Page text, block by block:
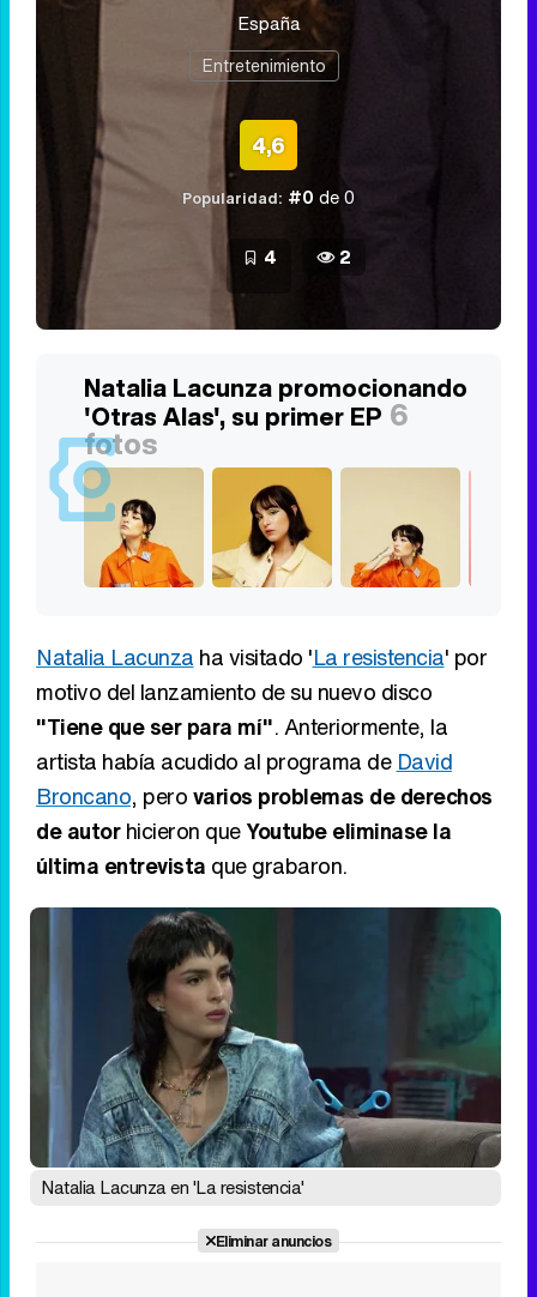
España
Entretenimiento
4,6
Popularidad: #0 de 0
4 2
Natalia Lacunza promocionando
'Otras Alas', su primer EP 6
fotos
Natalia Lacunza ha visitado 'La resistencia' por
motivo del lanzamiento de su nuevo disco
"Tiene que ser para mí". Anteriormente, la
artista había acudido al programa de David
Broncano, perovarios problemas de derechos
de autorhicieron queYoutube eliminase la
última entrevista que grabaron.
Natalia Lacunza en 'La resistencia'
Eliminar anuncios